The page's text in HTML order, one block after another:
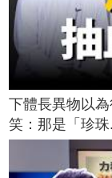
下體長異物以
笑：那是「珍珠